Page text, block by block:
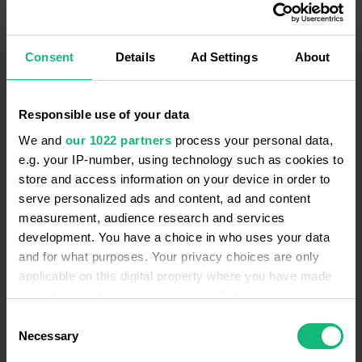
Consent Details Ad Settings About
Responsible use of your data
We and our 1022 partners process your personal data,
e.g. your IP-number, using technology such as cookies to
store and access information on your device in order to
serve personalized ads and content, ad and content
measurement, audience research and services
development. You have a choice in who uses your data
and for what purposes. Your privacy choices are only
applicable on this digital property where you have made
your choices. You can change or withdraw your consent
the Privacy trigger icon.
Selection
Necessary
Спілкуйтесь та закривайте бiльше
угод
Використовуйте Ringostat для вхідних і
вихідних дзвінків. Автоматично синхронізуйте
дзвінки зі своєю CRM, щоб заощадити час.
Детальніше